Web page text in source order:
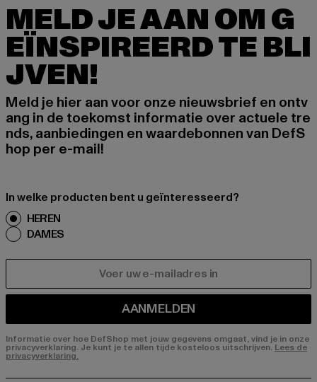
MELD JE AAN OM G
EÏNSPIREERD TE BLI
JVEN!
Meld je hier aan voor onze nieuwsbrief en ontv
ang in de toekomst informatie over actuele tre
nds, aanbiedingen en waardebonnen van DefS
hop per e-mail!
In welke producten bent u geïnteresseerd?
HEREN
DAMES
AANMELDEN
Informatie over hoe DefShop met jouw gegevens omgaat, vind je in onze
privacyverklaring. Je kunt je te allen tijde kosteloos uitschrijven. Lees de
privacyverklaring.